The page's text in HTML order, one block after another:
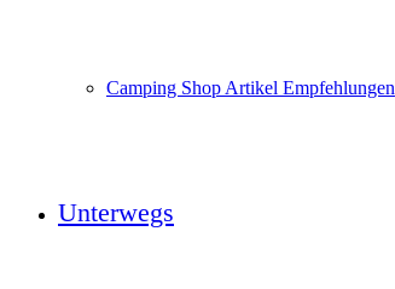
Camping Shop Artikel Empfehlungen
Unterwegs